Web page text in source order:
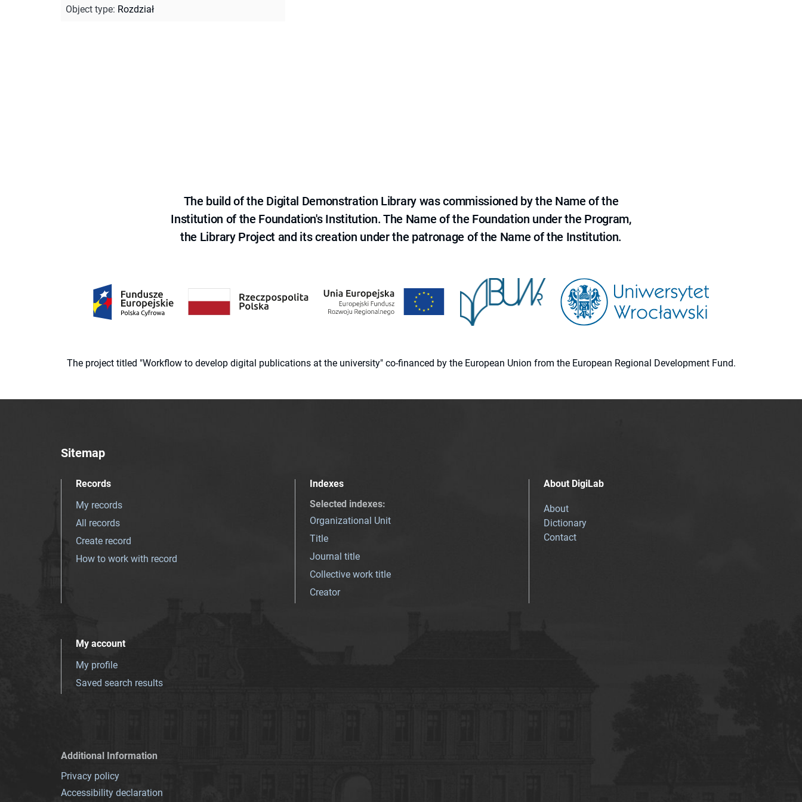
Object type: Rozdział
The build of the Digital Demonstration Library was commissioned by the Name of the
Institution of the Foundation's Institution. The Name of the Foundation under the Program,
the Library Project and its creation under the patronage of the Name of the Institution.
The project titled "Workflow to develop digital publications at the university" co-financed by the European Union from the European Regional Development Fund.
Sitemap
Records
My records
All records
Create record
How to work with record
Indexes
Selected indexes:
Organizational Unit
Title
Journal title
Collective work title
Creator
About DigiLab
About
Dictionary
Contact
My account
My profile
Saved search results
Additional Information
Privacy policy
Accessibility declaration